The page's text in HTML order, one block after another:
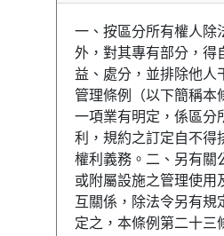
一、按區分所有權人除
外，對其專有部分，得
益、處分，並排除他人
管理條例（以下簡稱本
一項業有明定，係區分
利，規約之訂定自不得
權利義務。二、另有關
或附屬設施之管理使用
互關係，除法令另有規
定之，本條例第二十三